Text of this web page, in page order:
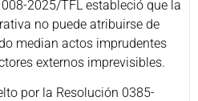
2025/TFL estableció que la
no puede atribuirse de
median actos imprudentes
externos imprevisibles.
por la Resolución 0385-